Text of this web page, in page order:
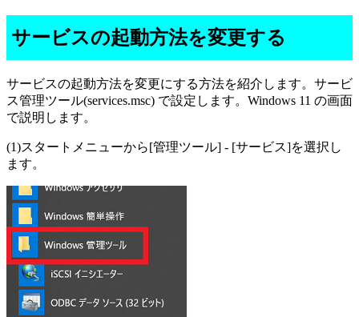
サービスの起動方法を変更する
サービスの起動方法を変更にする方法を紹介します。サービ
ス管理ツール(services.msc) で設定します。Windows 11 の画面
で説明します。
(1)スタートメニューから[管理ツール] - [サービス]を選択し
ます。